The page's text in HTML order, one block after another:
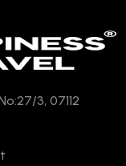
3, 07112